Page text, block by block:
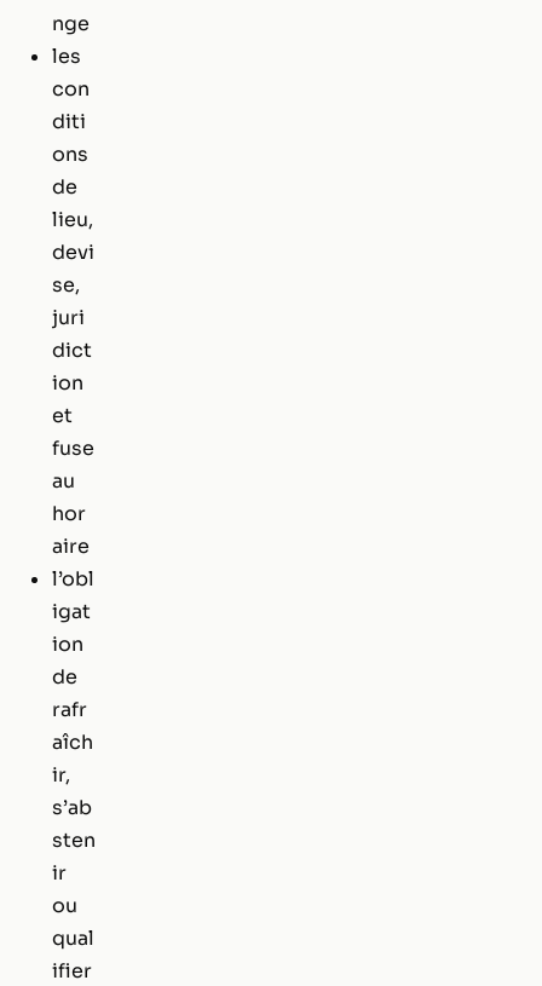
nge
les
con
diti
ons
de
lieu,
devi
se,
juri
dict
ion
et
fuse
au
hor
aire
l’obl
igat
ion
de
rafr
aîch
ir,
s’ab
sten
ir
ou
qual
ifier